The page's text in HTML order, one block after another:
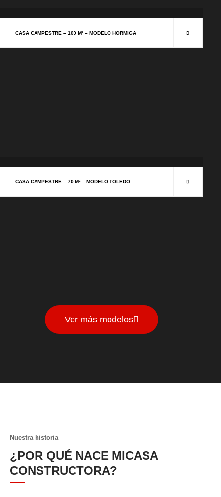
CASA CAMPESTRE – 100 M² – MODELO HORMIGA
CASA CAMPESTRE – 70 M² – MODELO TOLEDO
Ver más modelos
Nuestra historia
¿POR QUÉ NACE MICASA
CONSTRUCTORA?